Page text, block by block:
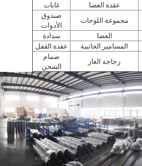
عقدة العصا
غابات
مجموعة اللوحات
صندوق
الأدوات
العصا
سدادة
المسامير الجانبية
عقدة القفل
زجاجة الغاز
صمام
الشحن